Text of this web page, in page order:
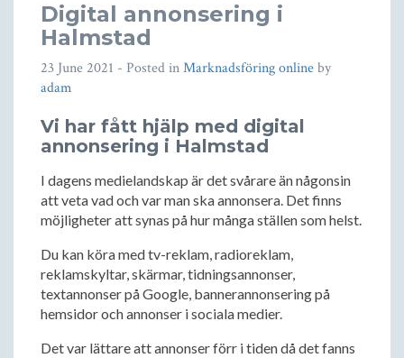
Digital annonsering i
Halmstad
23 June 2021 - Posted inMarknadsföring onlineby
adam
Vi har fått hjälp med digital
annonsering i Halmstad
I dagens medielandskap är det svårare än någonsin
att veta vad och var man ska annonsera. Det finns
möjligheter att synas på hur många ställen som helst.
Du kan köra med tv-reklam, radioreklam,
reklamskyltar, skärmar, tidningsannonser,
textannonser på Google, bannerannonsering på
hemsidor och annonser i sociala medier.
Det var lättare att annonser förr i tiden då det fanns